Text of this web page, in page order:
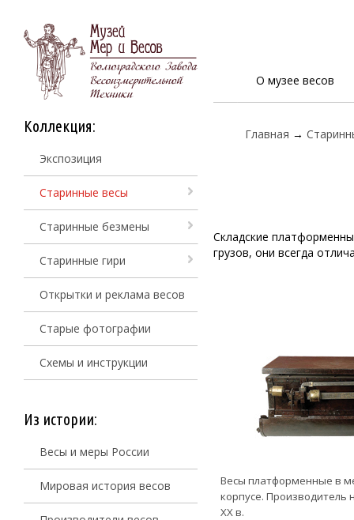
О музее весов
Коллекция:
Экспозиция
Старинные весы
Старинные безмены
Старинные гири
Открытки и реклама весов
Старые фотографии
Схемы и инструкции
Из истории:
Весы и меры России
Мировая история весов
Главная →
Складские
грузов, они всегда
Весы платформенные в
корпусе. Производитель
ХХ в.